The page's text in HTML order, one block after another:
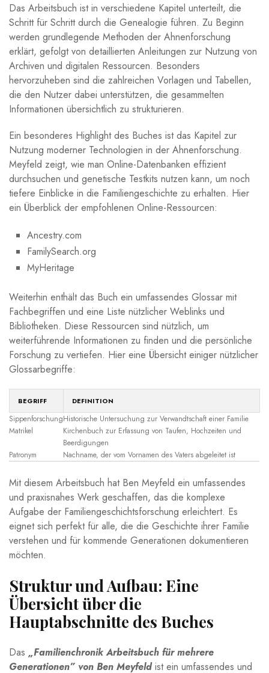
Das‍ Arbeitsbuch ⁣ist⁣ in verschiedene Kapitel⁣ unterteilt, die
Schritt für Schritt durch‍ die ⁢Genealogie ‌führen.⁢ Zu Beginn
werden grundlegende Methoden der Ahnenforschung
erklärt, gefolgt von detaillierten Anleitungen zur Nutzung von
Archiven ⁢und digitalen Ressourcen.⁣ Besonders
hervorzuheben sind die zahlreichen⁣ Vorlagen und Tabellen,
die den Nutzer dabei unterstützen, die gesammelten
Informationen übersichtlich zu ‌strukturieren.
Ein besonderes Highlight des Buches‍ ist das Kapitel zur
Nutzung moderner Technologien ​in der Ahnenforschung.
Meyfeld​ zeigt, wie man Online-Datenbanken effizient
durchsuchen und ⁢genetische Testkits⁣ nutzen kann, um noch
tiefere Einblicke ​in die Familiengeschichte zu erhalten.⁤ Hier
ein Überblick der empfohlenen Online-Ressourcen:
Ancestry.com
FamilySearch.org
MyHeritage
Weiterhin​ enthält ‍das Buch ein umfassendes Glossar mit
‍Fachbegriffen und eine Liste nützlicher Weblinks ⁣und
‌Bibliotheken. Diese Ressourcen sind nützlich, um
weiterführende​ Informationen zu finden und ⁤die⁣ persönliche
Forschung zu vertiefen. Hier eine Übersicht einiger nützlicher
Glossarbegriffe:
BEGRIFF DEFINITION
SippenforschungHistorische​ Untersuchung zur Verwandtschaft einer Familie
Matrikel
Kirchenbuch ‍zur ​Erfassung von ‌Taufen,⁣ Hochzeiten und
Beerdigungen
Patronym
Nachname, ⁣der ​vom Vornamen des Vaters abgeleitet ist
Mit diesem Arbeitsbuch hat⁢ Ben Meyfeld ein umfassendes
und praxisnahes Werk​ geschaffen, das‍ die komplexe
Aufgabe der Familiengeschichtsforschung erleichtert. Es ​
eignet⁤ sich‍ perfekt ⁤für alle, die die Geschichte ihrer Familie
verstehen und für kommende Generationen dokumentieren
möchten.
Struktur und Aufbau: Eine
Übersicht über⁣ die
⁣Hauptabschnitte des Buches
Das „Familienchronik Arbeitsbuch für mehrere
Generationen” von Ben⁣ Meyfeldist ein umfassendes und